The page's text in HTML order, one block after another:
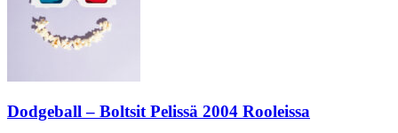
Dodgeball – Boltsit Pelissä 2004 Rooleissa